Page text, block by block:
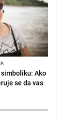
Ako
se da vas